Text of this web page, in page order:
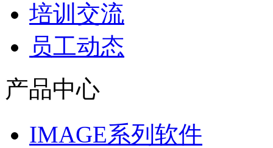
培训交流
员工动态
产品中心
IMAGE系列软件